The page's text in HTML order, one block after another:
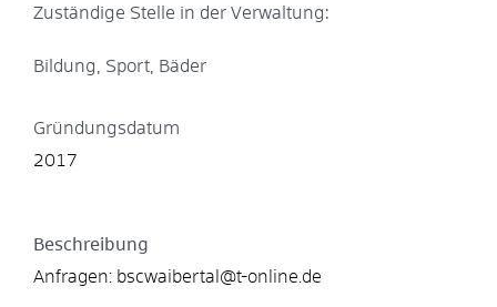
Zuständige Stelle in der Verwaltung:
Bildung, Sport, Bäder
Gründungsdatum
2017
Beschreibung
Anfragen: bscwaibertal@t-online.de